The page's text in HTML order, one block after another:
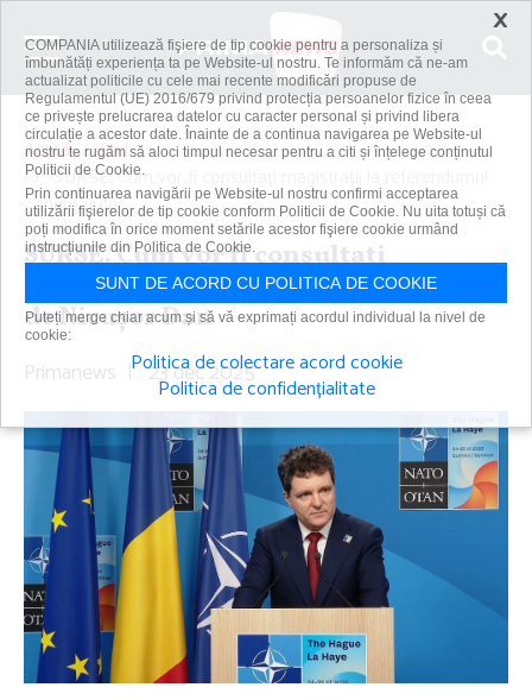
Acasă
Știri
SURSE. Cum vor fi consultaţi magistraţii la referendumul
anunţat de...
SURSE. Cum vor fi consultaţi
magistraţii la referendumul anunţat
de Nicuşor Dan
Primanews | 23 dec 2025
×
COMPANIA utilizează fişiere de tip cookie pentru a personaliza și
îmbunătăți experiența ta pe Website-ul nostru. Te informăm că ne-am
actualizat politicile cu cele mai recente modificări propuse de
Regulamentul (UE) 2016/679 privind protecția persoanelor fizice în ceea
ce privește prelucrarea datelor cu caracter personal și privind libera
circulație a acestor date. Înainte de a continua navigarea pe Website-ul
nostru te rugăm să aloci timpul necesar pentru a citi și înțelege conținutul
Politicii de Cookie.
Prin continuarea navigării pe Website-ul nostru confirmi acceptarea
utilizării fişierelor de tip cookie conform Politicii de Cookie. Nu uita totuși că
poți modifica în orice moment setările acestor fişiere cookie urmând
instrucțiunile din Politica de Cookie.
SUNT DE ACORD CU POLITICA DE COOKIE
Puteți merge chiar acum și să vă exprimați acordul individual la nivel de
cookie:
Politica de colectare acord cookie
Politica de confidențialitate